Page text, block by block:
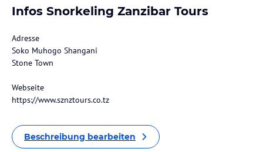
Infos Snorkeling Zanzibar Tours
Adresse
Soko Muhogo Shangani
Stone Town
Webseite
https://www.sznztours.co.tz
Beschreibung bearbeiten